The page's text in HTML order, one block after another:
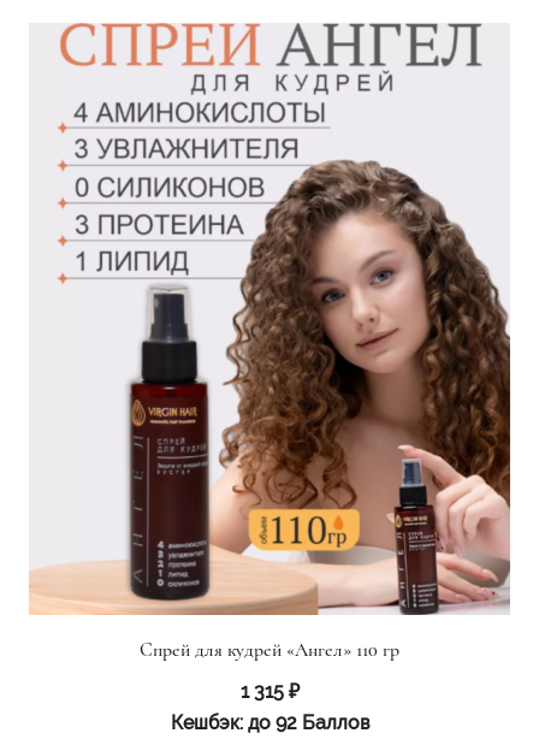
Спрей для кудрей «Ангел» 110 гр
1 315 ₽
Кешбэк:до 92 Баллов